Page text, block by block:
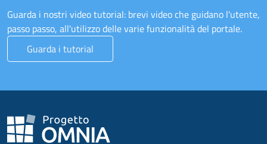
Guarda i nostri video tutorial: brevi video che guidano l'utente,
passo passo, all'utilizzo delle varie funzionalità del portale.
Guarda i tutorial